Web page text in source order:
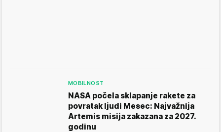
MOBILNOST
NASA počela sklapanje rakete za
povratak ljudi Mesec: Najvažnija
Artemis misija zakazana za 2027.
godinu